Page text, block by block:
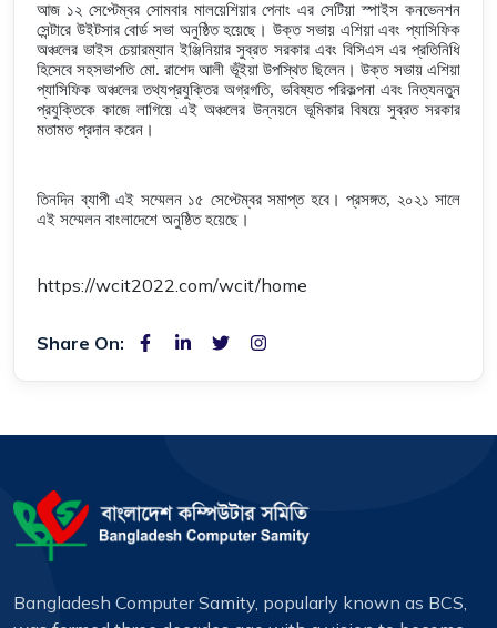
আজ ১২ সেপ্টেম্বর সোমবার মালয়েশিয়ার পেনাং এর সেটিয়া স্পাইস কনভেনশন
সেন্টারে উইটসার বোর্ড সভা অনুষ্ঠিত হয়েছে। উক্ত সভায় এশিয়া এবং প্যাসিফিক
অঞ্চলের ভাইস চেয়ারম্যান ইঞ্জিনিয়ার সুব্রত সরকার এবং বিসিএস এর প্রতিনিধি
হিসেবে সহসভাপতি মো. রাশেদ আলী ভূঁইয়া উপস্থিত ছিলেন। উক্ত সভায় এশিয়া
প্যাসিফিক অঞ্চলের তথ্যপ্রযুক্তির অগ্রগতি, ভবিষ্যত পরিকল্পনা এবং নিত্যনতুন
প্রযুক্তিকে কাজে লাগিয়ে এই অঞ্চলের উন্নয়নে ভূমিকার বিষয়ে সুব্রত সরকার
মতামত প্রদান করেন।
তিনদিন ব্যাপী এই সম্মেলন ১৫ সেপ্টেম্বর সমাপ্ত হবে। প্রসঙ্গত, ২০২১ সালে
এই সম্মেলন বাংলাদেশে অনুষ্ঠিত হয়েছে।
https://wcit2022.com/wcit/home
Share On:
Bangladesh Computer Samity, popularly known as BCS,